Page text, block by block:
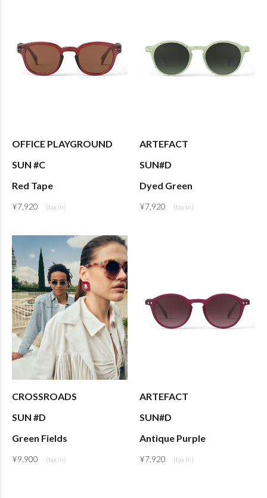
OFFICE PLAYGROUND
SUN #C
Red Tape
¥7,920
ARTEFACT
SUN#D
Dyed Green
¥7,920
CROSSROADS
SUN #D
Green Fields
¥9,900
ARTEFACT
SUN#D
Antique Purple
¥7,920